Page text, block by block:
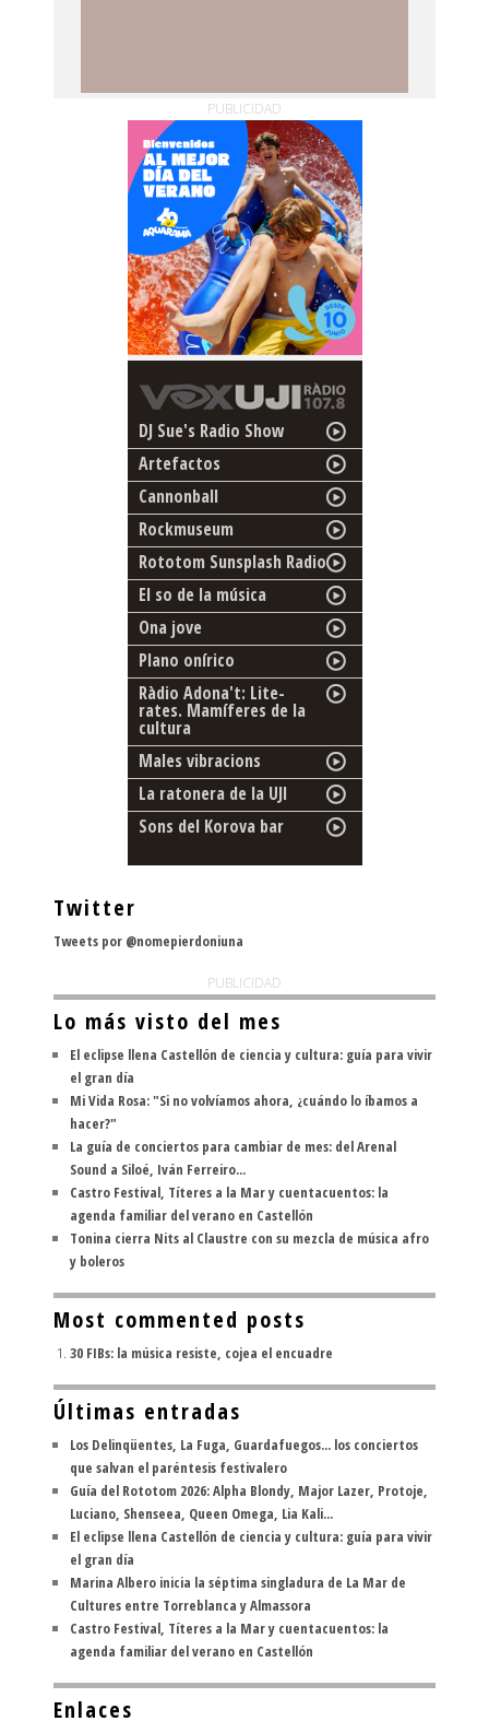
PUBLICIDAD
DJ Sue's Radio Show
Artefactos
Cannonball
Rockmuseum
Rototom Sunsplash Radio
El so de la música
Ona jove
Plano onírico
Ràdio Adona't: Lite-
rates. Mamíferes de la
cultura
Males vibracions
La ratonera de la UJI
Sons del Korova bar
Twitter
Tweets por @nomepierdoniuna
PUBLICIDAD
Lo más visto del mes
El eclipse llena Castellón de ciencia y cultura: guía para vivir
el gran día
Mi Vida Rosa: "Si no volvíamos ahora, ¿cuándo lo íbamos a
hacer?"
La guía de conciertos para cambiar de mes: del Arenal
Sound a Siloé, Iván Ferreiro...
Castro Festival, Títeres a la Mar y cuentacuentos: la
agenda familiar del verano en Castellón
Tonina cierra Nits al Claustre con su mezcla de música afro
y boleros
Most commented posts
30 FIBs: la música resiste, cojea el encuadre
Últimas entradas
Los Delinqüentes, La Fuga, Guardafuegos... los conciertos
que salvan el paréntesis festivalero
Guía del Rototom 2026: Alpha Blondy, Major Lazer, Protoje,
Luciano, Shenseea, Queen Omega, Lia Kali...
El eclipse llena Castellón de ciencia y cultura: guía para vivir
el gran día
Marina Albero inicia la séptima singladura de La Mar de
Cultures entre Torreblanca y Almassora
Castro Festival, Títeres a la Mar y cuentacuentos: la
agenda familiar del verano en Castellón
Enlaces